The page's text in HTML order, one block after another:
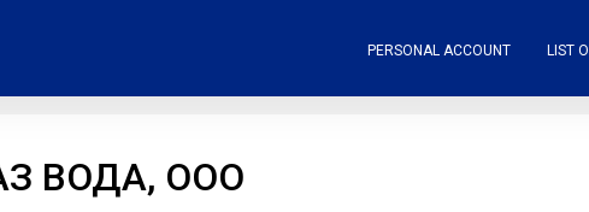
PERSONAL ACCOUNT LIST
ВОДА, ООО